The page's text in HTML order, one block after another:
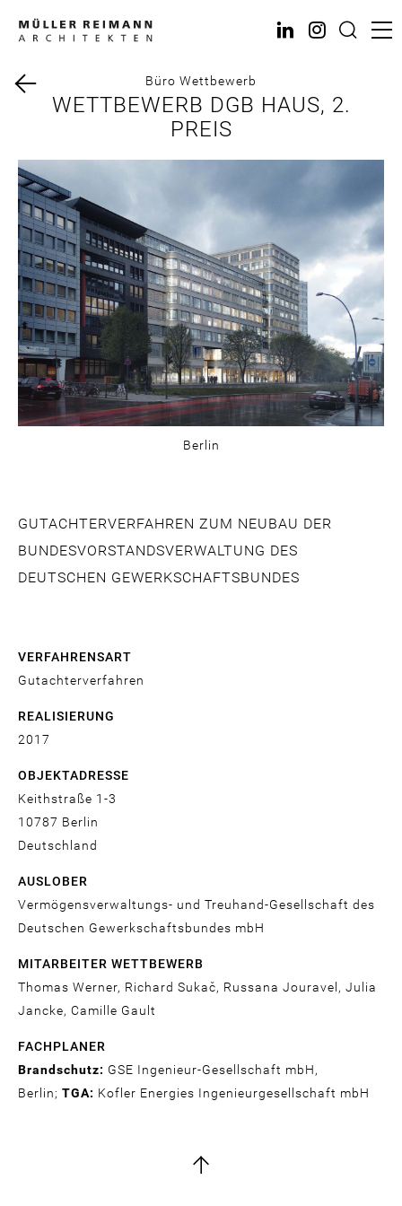
zum
Büro Wettbewerb
WETTBEWERB DGB HAUS, 2.
PREIS
Berlin
GUTACHTERVERFAHREN ZUM NEUBAU DER
BUNDESVORSTANDSVERWALTUNG DES
DEUTSCHEN GEWERKSCHAFTSBUNDES
VERFAHRENSART
Gutachterverfahren
REALISIERUNG
2017
OBJEKTADRESSE
Keithstraße 1-3
10787 Berlin
Deutschland
AUSLOBER
Vermögensverwaltungs- und Treuhand-Gesellschaft des
Deutschen Gewerkschaftsbundes mbH
MITARBEITER WETTBEWERB
Thomas Werner, Richard Sukač, Russana Jouravel, Julia
Jancke, Camille Gault
FACHPLANER
Brandschutz: GSE Ingenieur-Gesellschaft mbH,
Berlin; TGA: Kofler Energies Ingenieurgesellschaft mbH